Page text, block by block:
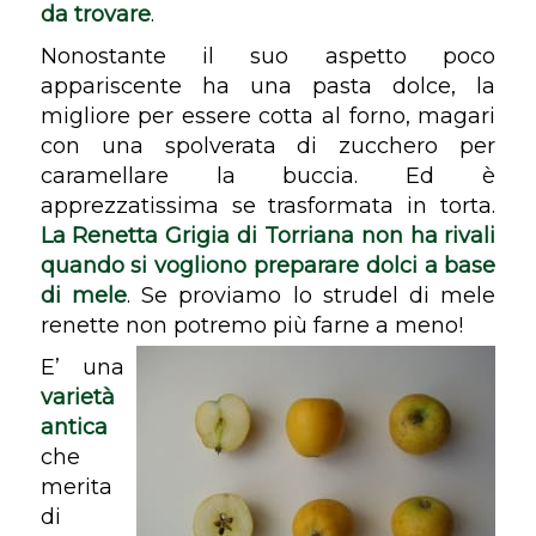
da trovare.
Nonostante il suo aspetto poco
appariscente ha una pasta dolce, la
migliore per essere cotta al forno, magari
con una spolverata di zucchero per
caramellare la buccia. Ed è
apprezzatissima se trasformata in torta.
La Renetta Grigia di Torriana non ha rivali
quando si vogliono preparare dolci a base
di mele. Se proviamo lo strudel di mele
renette non potremo più farne a meno!
E’ una
varietà
antica
che
merita
di